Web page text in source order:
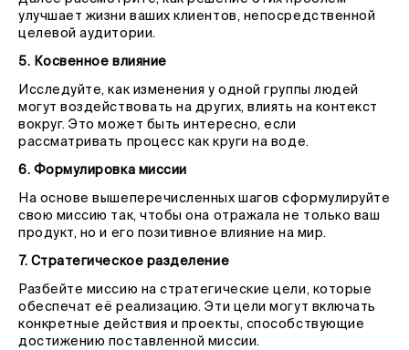
улучшает жизни ваших клиентов, непосредственной
целевой аудитории.
5. Косвенное влияние
Исследуйте, как изменения у одной группы людей
могут воздействовать на других, влиять на контекст
вокруг. Это может быть интересно, если
рассматривать процесс как круги на воде.
6. Формулировка миссии
На основе вышеперечисленных шагов сформулируйте
свою миссию так, чтобы она отражала не только ваш
продукт, но и его позитивное влияние на мир.
7. Стратегическое разделение
Разбейте миссию на стратегические цели, которые
обеспечат её реализацию. Эти цели могут включать
конкретные действия и проекты, способствующие
достижению поставленной миссии.